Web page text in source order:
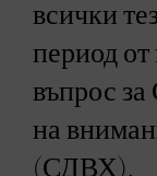
всички
период от
въпрос
на
(СДВХ).